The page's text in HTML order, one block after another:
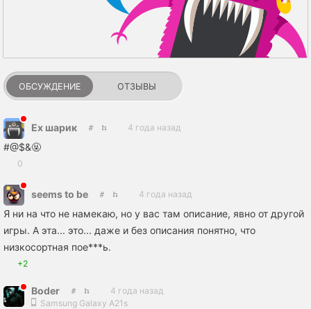
ОБСУЖДЕНИЕ ОТЗЫВЫ
Ех шарик 4 года назад
#@$&🤬
0
seems to be 4 года назад
Я ни на что не намекаю, но у вас там описание, явно от другой
игры. А эта... это... даже и без описания понятно, что
низкосортная пое***ь.
+2
Boder
4 года назад
Samsung Galaxy A21s